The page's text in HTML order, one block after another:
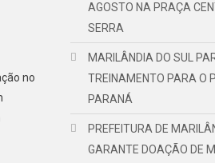
no
AGOSTO NA PRAÇA
SERRA
MARILÂNDIA DO SUL
TREINAMENTO PARA O
PARANÁ
PREFEITURA DE
GARANTE DOAÇÃO DE